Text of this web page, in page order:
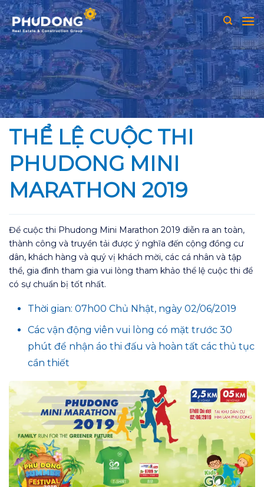
Skip
to
content
THỂ LỆ CUỘC THI
PHUDONG MINI
MARATHON 2019
Để cuộc thi Phudong Mini Marathon 2019 diễn ra an toàn,
thành công và truyền tải được ý nghĩa đến cộng đồng cư
dân, khách hàng và quý vị khách mời, các cá nhân và tập
thể, gia đình tham gia vui lòng tham khảo thể lệ cuộc thi để
có sự chuẩn bị tốt nhất.
Thời gian: 07h00 Chủ Nhật, ngày 02/06/2019
Các vận động viên vui lòng có mặt trước 30
phút để nhận áo thi đấu và hoàn tất các thủ tục
cần thiết